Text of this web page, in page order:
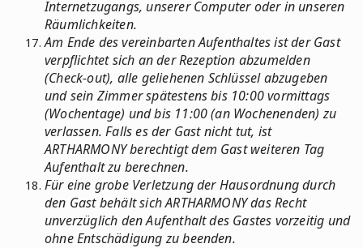
Internetzugangs, unserer Computer oder in unseren
Räumlichkeiten.
Am Ende des vereinbarten Aufenthaltes ist der Gast
verpflichtet sich an der Rezeption abzumelden
(Check-out), alle geliehenen Schlüssel abzugeben
und sein Zimmer spätestens bis 10:00 vormittags
(Wochentage) und bis 11:00 (an Wochenenden) zu
verlassen. Falls es der Gast nicht tut, ist
ARTHARMONY berechtigt dem Gast weiteren Tag
Aufenthalt zu berechnen.
Für eine grobe Verletzung der Hausordnung durch
den Gast behält sich ARTHARMONY das Recht
unverzüglich den Aufenthalt des Gastes vorzeitig und
ohne Entschädigung zu beenden.